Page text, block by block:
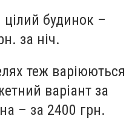
будинок –
за ніч.
теж варіюються
варіант за
– за 2400 грн.